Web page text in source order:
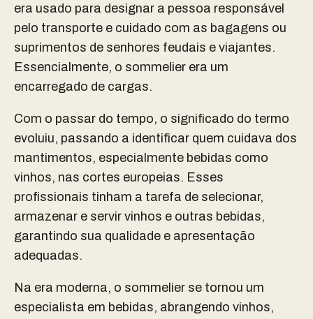
era usado para designar a pessoa responsável
pelo transporte e cuidado com as bagagens ou
suprimentos de senhores feudais e viajantes.
Essencialmente, o sommelier era um
encarregado de cargas.
Com o passar do tempo, o significado do termo
evoluiu, passando a identificar quem cuidava dos
mantimentos, especialmente bebidas como
vinhos, nas cortes europeias. Esses
profissionais tinham a tarefa de selecionar,
armazenar e servir vinhos e outras bebidas,
garantindo sua qualidade e apresentação
adequadas.
Na era moderna, o sommelier se tornou um
especialista em bebidas, abrangendo vinhos,